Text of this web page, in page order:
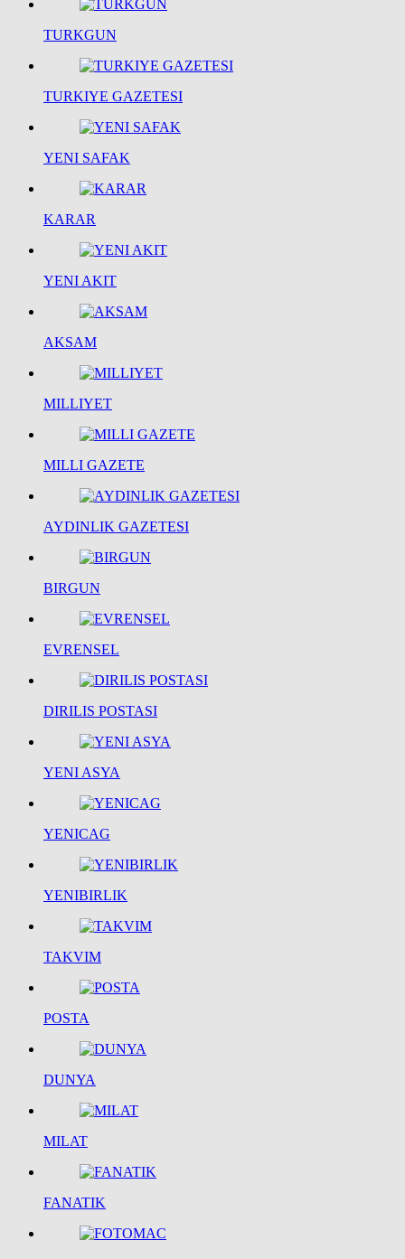
TURKGUN
TURKIYE GAZETESI
YENI SAFAK
KARAR
YENI AKIT
AKSAM
MILLIYET
MILLI GAZETE
AYDINLIK GAZETESI
BIRGUN
EVRENSEL
DIRILIS POSTASI
YENI ASYA
YENICAG
YENIBIRLIK
TAKVIM
POSTA
DUNYA
MILAT
FANATIK